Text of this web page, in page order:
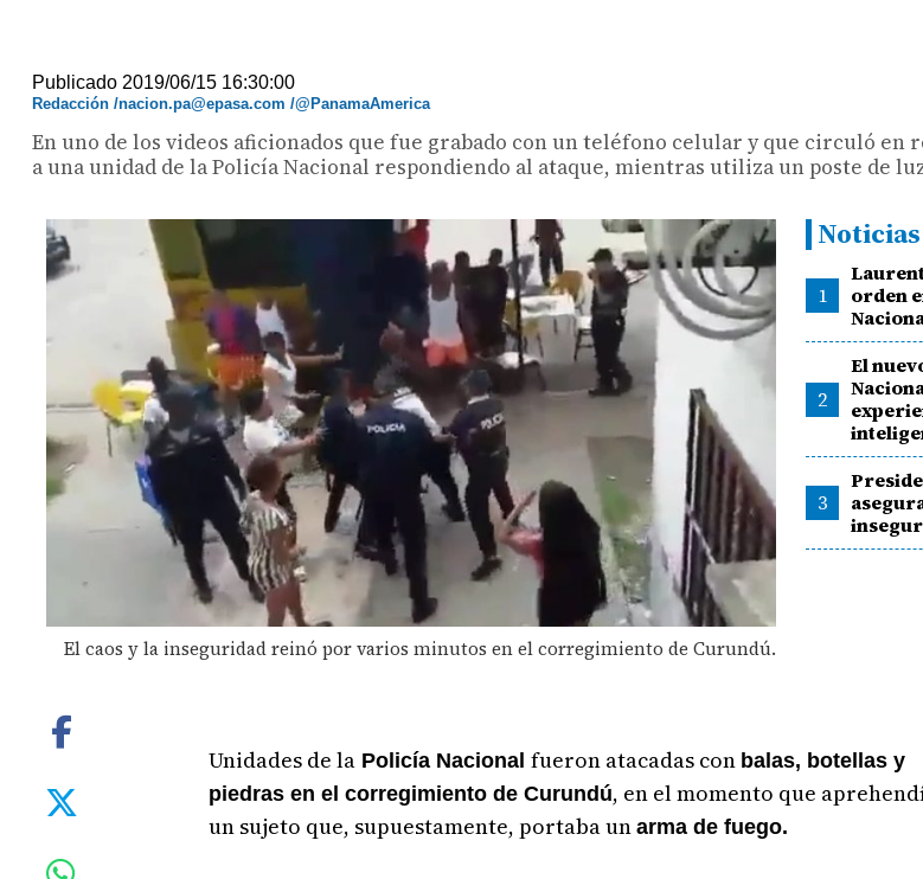
Publicado 2019/06/15 16:30:00
Redacción /nacion.pa@epasa.com /@PanamaAmerica
En uno de los videos aficionados que fue grabado con un teléfono celular y que circuló en
a una unidad de la Policía Nacional respondiendo al ataque, mientras utiliza un poste de
El caos y la inseguridad reinó por varios minutos en el corregimiento de Curundú.
1
orden
2
El
3
Unidades de laPolicía Nacional fueron atacadas con balas, botellas y
piedras en el corregimiento de Curundú, en el momento que
un sujeto que, supuestamente, portaba un arma de fuego.